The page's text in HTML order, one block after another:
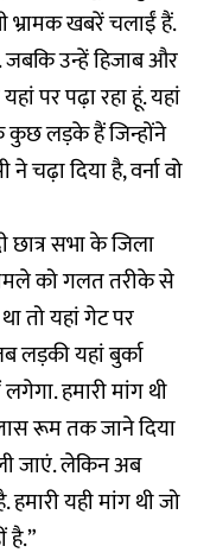
भ्रामक खबरें चलाईं हैं.
जबकि उन्हें हिजाब और
पर पढ़ा रहा हूं. यहां
कुछ लड़के हैं जिन्होंने
चढ़ा दिया है, वर्ना वो
छात्र सभा के जिला
को गलत तरीके से
तो यहां गेट पर
लड़की यहां बुर्का
हमारी मांग थी
रूम तक जाने दिया
जाएं. लेकिन अब
यही मांग थी जो
है.”